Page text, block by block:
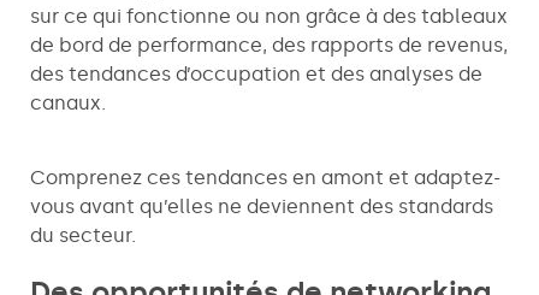
sur ce qui fonctionne ou non grâce à des tableaux
de bord de performance, des rapports de revenus,
des tendances d’occupation et des analyses de
canaux.
Comprenez ces tendances en amont et adaptez-
vous avant qu’elles ne deviennent des standards
du secteur.